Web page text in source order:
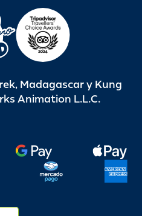
Madagascar y Kung
Animation L.L.C.